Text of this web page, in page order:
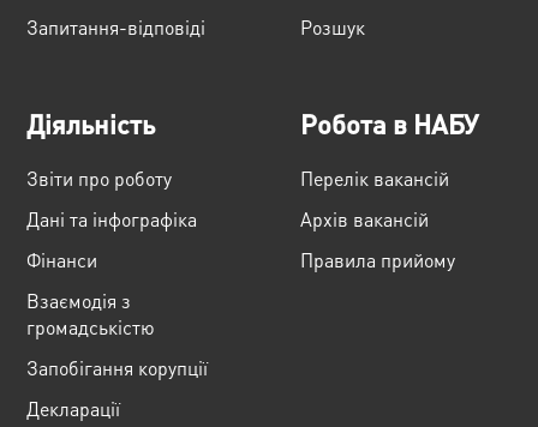
Запитання-відповіді
Розшук
Діяльність
Звіти про роботу
Дані та інфографіка
Фінанси
Взаємодія з
громадськістю
Запобігання корупції
Декларації
Робота в НАБУ
Перелік вакансій
Архів вакансій
Правила прийому